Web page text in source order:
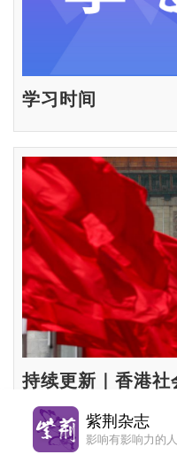
学习时间
紫荆杂志
影响有影响力的人